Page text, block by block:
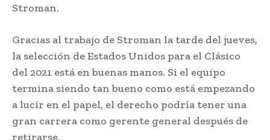
Stroman.
Gracias al trabajo de Stroman la tarde del jueves,
la selección de Estados Unidos para el Clásico
del 2021 está en buenas manos. Si el equipo
termina siendo tan bueno como está empezando
a lucir en el papel, el derecho podría tener una
gran carrera como gerente general después de
retirarse.